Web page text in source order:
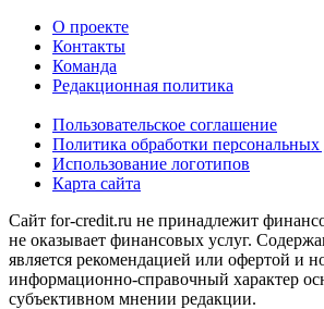
О проекте
Контакты
Команда
Редакционная политика
Пользовательское соглашение
Политика обработки
Использование логотипов
Карта сайта
Сайт for-credit.ru не принадлежит
не оказывает финансовых услуг.
является рекомендацией или офертой и
информационно-справочный характер
субъективном мнении редакции.